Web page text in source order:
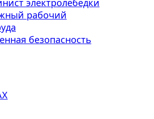
электролебедки
рабочий
безопасность